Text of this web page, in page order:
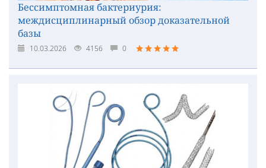
Бессимптомная бактериурия:
междисциплинарный обзор доказательной
базы
10.03.2026 4156 0